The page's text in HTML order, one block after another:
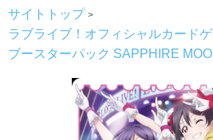
サイトトップ
ラブライブ！オフィシャルカード
ブースターパック SAPPHIRE